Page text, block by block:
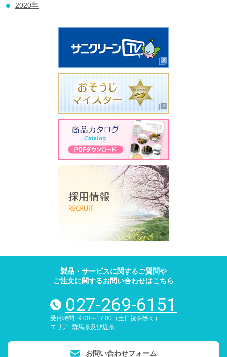
2020年
製品・サービスに関するご質問や
ご注文に関するお問い合わせはこちら
電話番号
027-269-6151
受付時間 9:00～17:00（土日祝を除く）
エリア 群馬県及び近県
お問い合わせフォーム